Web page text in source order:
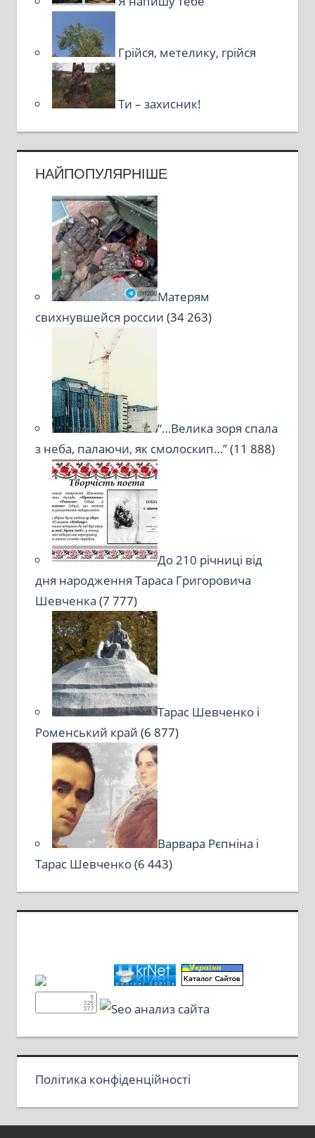
Грійся, метелику, грійся
Ти – захисник!
НАЙПОПУЛЯРНІШЕ
Матерям
свихнувшейся россии (34 263)
“…Велика зоря спала
з неба, палаючи, як смолоскип…”(11 888)
До 210 річниці від
дня народження Тараса Григоровича
Шевченка (7 777)
Тарас Шевченко і
Роменський край (6 877)
Варвара Рєпніна і
Тарас Шевченко(6 443)
Політика конфіденційності